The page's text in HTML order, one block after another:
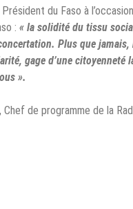
Président du Faso à
: « la solidité du tissu
Plus que
gage d’une
».
de programme de la